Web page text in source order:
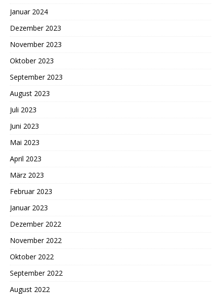
Januar 2024
Dezember 2023
November 2023
Oktober 2023
September 2023
August 2023
Juli 2023
Juni 2023
Mai 2023
April 2023
März 2023
Februar 2023
Januar 2023
Dezember 2022
November 2022
Oktober 2022
September 2022
August 2022